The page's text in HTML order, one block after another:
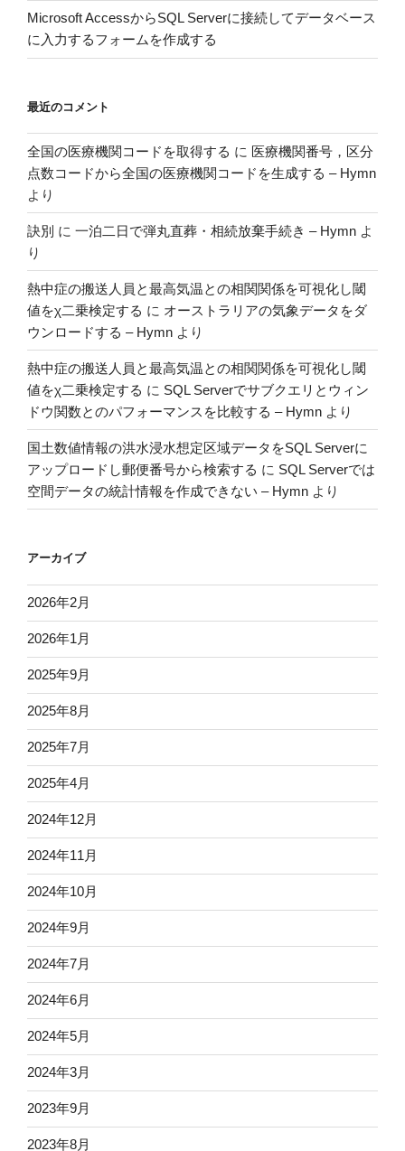
Microsoft AccessからSQL Serverに接続してデータベース
に入力するフォームを作成する
最近のコメント
全国の医療機関コードを取得する に 医療機関番号，区分
点数コードから全国の医療機関コードを生成する – Hymn
より
訣別 に 一泊二日で弾丸直葬・相続放棄手続き – Hymn よ
り
熱中症の搬送人員と最高気温との相関関係を可視化し閾
値をχ二乗検定する に オーストラリアの気象データをダ
ウンロードする – Hymn より
熱中症の搬送人員と最高気温との相関関係を可視化し閾
値をχ二乗検定する に SQL Serverでサブクエリとウィン
ドウ関数とのパフォーマンスを比較する – Hymn より
国土数値情報の洪水浸水想定区域データをSQL Serverに
アップロードし郵便番号から検索する に SQL Serverでは
空間データの統計情報を作成できない – Hymn より
アーカイブ
2026年2月
2026年1月
2025年9月
2025年8月
2025年7月
2025年4月
2024年12月
2024年11月
2024年10月
2024年9月
2024年7月
2024年6月
2024年5月
2024年3月
2023年9月
2023年8月